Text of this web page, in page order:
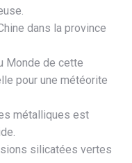
dans la province
Monde de cette
pour une météorite
métalliques est
silicatées vertes